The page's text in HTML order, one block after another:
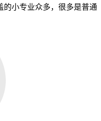
的小专业众多，很多是普通